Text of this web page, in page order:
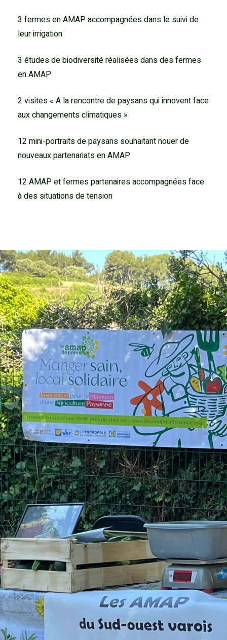
3 fermes en AMAP accompagnées dans le suivi de
leur irrigation
3 études de biodiversité réalisées dans des fermes
en AMAP
2 visites « A la rencontre de paysans qui innovent face
aux changements climatiques »
12 mini-portraits de paysans souhaitant nouer de
nouveaux partenariats en AMAP
12 AMAP et fermes partenaires accompagnées face
à des situations de tension